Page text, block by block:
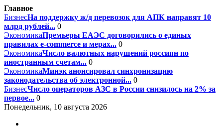
Главное
БизнесНа поддержку ж/д перевозок для АПК направят 10
млрд рублей... 0
ЭкономикаПремьеры ЕАЭС договорились о единых
правилах e-commerce и мерах... 0
ЭкономикаЧисло валютных нарушений россиян по
иностранным счетам... 0
ЭкономикаМинэк анонсировал синхронизацию
законодательства об электронной... 0
БизнесЧисло операторов АЗС в России снизилось на 2% за
первое... 0
Понедельник, 10 августа 2026